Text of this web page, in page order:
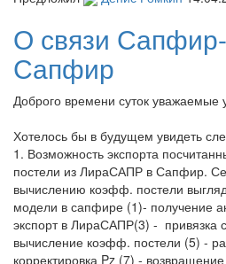
О связи
Сапфир
Доброго времени суток уважаемые
Хотелось бы в будущем увидеть
1. Возможность экспорта
постели из ЛираСАПР в Сапфир.
вычислению коэфф. постели
модели в сапфире (1)- получение
экспорт в ЛираСАПР(3) - привязка
вычисление коэфф. постели (5) -
корректировка Pz (7) -